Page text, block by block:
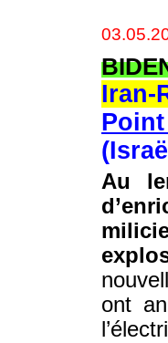
Iran-
Au
ont